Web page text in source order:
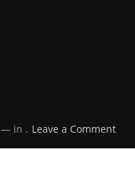
— in . Leave a Commenton